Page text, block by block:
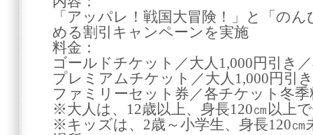
「アッパレ！戦国大冒険！」と「の
める割引キャンペーンを実施
料金：
ゴールドチケット／大人1,000円引き
プレミアムチケット／大人1,000円引
ファミリーセット券／各チケット冬季
※大人は、12歳以上、身長120㎝以上
※キッズは、2歳～小学生、身長120㎝